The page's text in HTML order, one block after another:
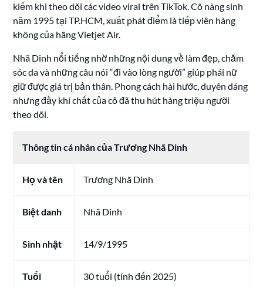
kiếm khi theo dõi các video viral trên TikTok. Cô nàng sinh
năm 1995 tại TP.HCM, xuất phát điểm là tiếp viên hàng
không của hãng Vietjet Air.
Nhã Dinh nổi tiếng nhờ những nội dung về làm đẹp, chăm
sóc da và những câu nói “đi vào lòng người” giúp phái nữ
giữ được giá trị bản thân. Phong cách hài hước, duyên dáng
nhưng đầy khí chất của cô đã thu hút hàng triệu người
theo dõi.
Thông tin cá nhân của Trương Nhã Dinh
Họ và tên Trương Nhã Dinh
Biệt danh Nhã Dinh
Sinh nhật 14/9/1995
Tuổi 30 tuổi (tính đến 2025)